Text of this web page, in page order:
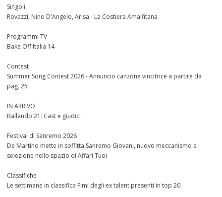
Singoli
Rovazzi, Nino D'Angelo, Arisa - La Costiera Amalfitana
Programmi TV
Bake Off Italia 14
Contest
Summer Song Contest 2026 - Annuncio canzone vincitrice a partire da
pag. 25
IN ARRIVO
Ballando 21: Cast e giudici
Festival di Sanremo 2026
De Martino mette in soffitta Sanremo Giovani, nuovo meccanismo e
selezione nello spazio di Affari Tuoi
Classifiche
Le settimane in classifica Fimi degli ex talent presenti in top 20